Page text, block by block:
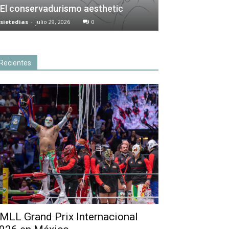
El conservadurismo aesthetic
sietedias - julio 29, 2026 0
Grand Prix Internacional